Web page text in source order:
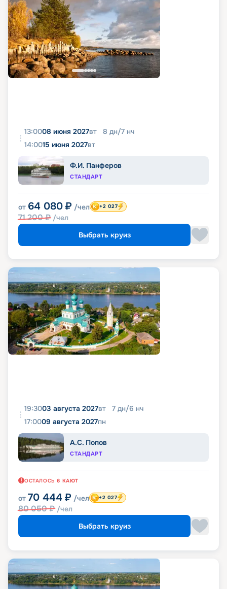
13:0008 июня 2027вт 8 дн/7 нч
14:0015 июня 2027вт
Ф.И. Панферов
СТАНДАРТ
от 64 080 ₽ /чел
71 200₽ /чел
+2 027
Выбрать круиз
19:3003 августа 2027вт 7 дн/6 нч
17:0009 августа 2027пн
А.С. Попов
СТАНДАРТ
ОСТАЛОСЬ 6 КАЮТ
от 70 444 ₽ /чел
80 050₽ /чел
+2 027
Выбрать круиз